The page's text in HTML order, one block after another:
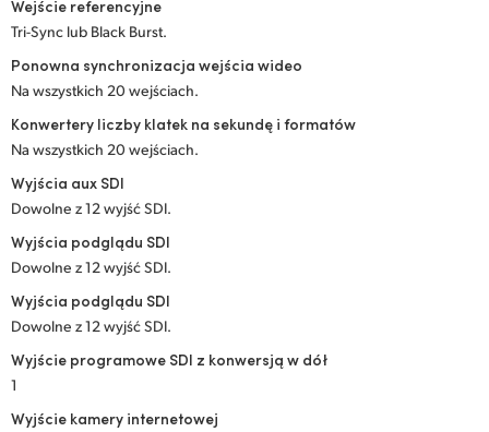
Ukraine
United Kingdom
United States
Wejście referencyjne
Tri-Sync lub Black Burst.
Ponowna synchronizacja wejścia wideo
Na wszystkich 20 wejściach.
Konwertery liczby klatek na sekundę i formatów
Na wszystkich 20 wejściach.
Wyjścia aux SDI
Dowolne z 12 wyjść SDI.
Wyjścia podglądu SDI
Dowolne z 12 wyjść SDI.
Wyjścia podglądu SDI
Dowolne z 12 wyjść SDI.
Wyjście programowe SDI z konwersją w dół
1
Wyjście kamery internetowej